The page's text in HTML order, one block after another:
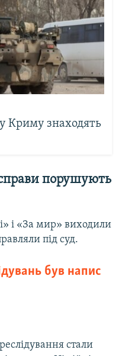
Криму знаходять
порушують
і «За мир» виходили
під суд.
був напис
стали